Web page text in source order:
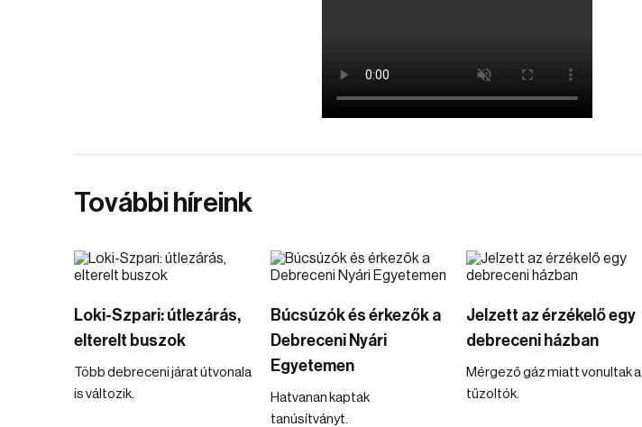
További híreink
Loki-Szpari: útlezárás,
elterelt buszok
Több debreceni járat útvonala
is változik.
Búcsúzók és érkezők a
Debreceni Nyári
Egyetemen
Hatvanan kaptak
tanúsítványt.
Jelzett az érzékelő egy
debreceni házban
Mérgező gáz miatt vonultak a
tűzoltók.